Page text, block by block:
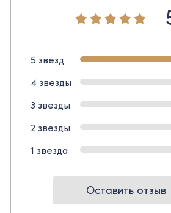
5 звезд
4 звезды
3 звезды
2 звезды
1 звезда
Оставить отзыв